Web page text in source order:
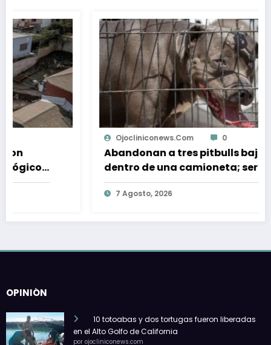
Ojocliniconews.com 0
Abandonan a tres pitbulls bajo el sol
dentro de una camioneta; serán
dados en adopción
7 Agosto, 2026
OPINIÓN
10 totoabas y dos tortugas fueron liberadas
en el Alto Golfo de California
por ojocliniconews.com